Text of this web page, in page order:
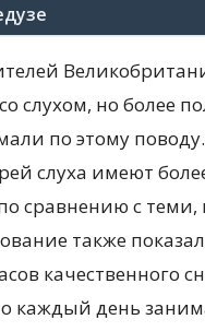
слухом, но более
по этому
слуха имеют
сравнению с теми,
также
качественного
каждый день